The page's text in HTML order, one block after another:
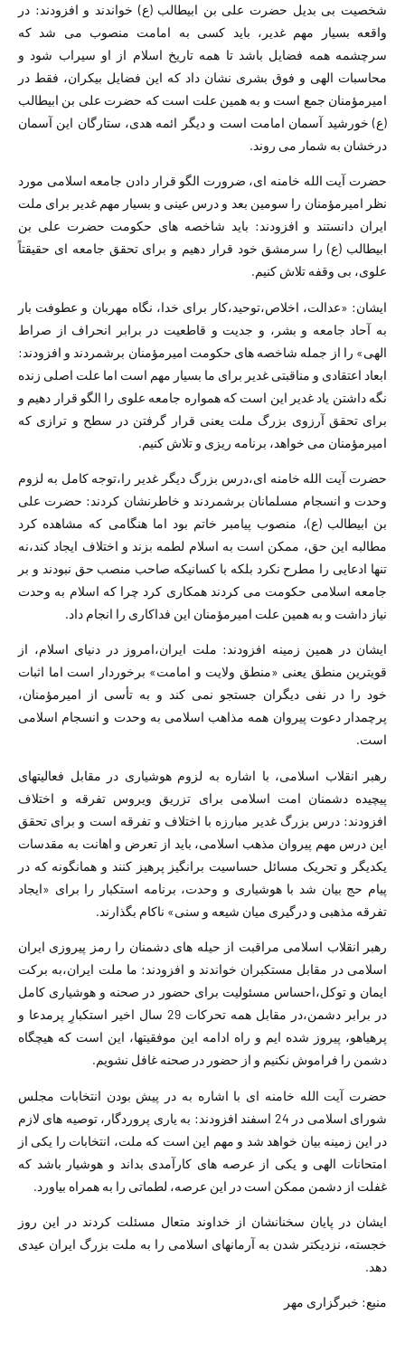
شخصیت بی بدیل حضرت علی بن ابیطالب (ع) خواندند و افزودند: در
واقعه بسیار مهم غدیر، باید کسی به امامت منصوب می شد که
سرچشمه همه فضایل باشد تا همه تاریخ اسلام از او سیراب شود و
محاسبات الهی و فوق بشری نشان داد که این فضایل بیکران، فقط در
امیرمؤمنان جمع است و به همین علت است که حضرت علی بن ابیطالب
(ع) خورشید آسمان امامت است و دیگر ائمه هدی، ستارگان این آسمان
درخشان به شمار می روند.
حضرت آیت الله خامنه ای، ضرورت الگو قرار دادن جامعه اسلامی مورد
نظر امیرمؤمنان را سومین بعد و درس عینی و بسیار مهم غدیر برای ملت
ایران دانستند و افزودند: باید شاخصه های حکومت حضرت علی بن
ابیطالب (ع) را سرمشق خود قرار دهیم و برای تحقق جامعه ای حقیقتاً
علوی، بی وقفه تلاش کنیم.
ایشان: «عدالت، اخلاص،‌توحید،‌کار برای خدا، نگاه مهربان و عطوفت بار
به آحاد جامعه و بشر، و جدیت و قاطعیت در برابر انحراف از صراط
الهی» را از جمله شاخصه های حکومت امیرمؤمنان برشمردند و افزودند:
ابعاد اعتقادی و مناقبتی غدیر برای ما بسیار مهم است اما علت اصلی زنده
نگه داشتن یاد غدیر این است که همواره جامعه علوی را الگو قرار دهیم و
برای تحقق آرزوی بزرگ ملت یعنی قرار گرفتن در سطح و ترازی که
امیرمؤمنان می خواهد،‌ برنامه ریزی و تلاش کنیم.
حضرت آیت الله خامنه ای،‌درس بزرگ دیگر غدیر را،‌توجه کامل به لزوم
وحدت و انسجام مسلمانان برشمردند و خاطرنشان کردند: حضرت علی
بن ابیطالب (ع)، ‌منصوب پیامبر خاتم بود اما هنگامی که مشاهده کرد
مطالبه این حق، ممکن است به اسلام لطمه بزند و اختلاف ایجاد کند،‌نه
تنها ادعایی را مطرح نکرد بلکه با کسانیکه صاحب منصب حق نبودند و بر
جامعه اسلامی حکومت می کردند همکاری کرد چرا که اسلام به وحدت
نیاز داشت و به همین علت امیرمؤمنان این فداکاری را انجام داد.
ایشان در همین زمینه افزودند: ملت ایران،‌امروز در دنیای اسلام، از
قویترین منطق یعنی «منطق ولایت و امامت» برخوردار است اما اثبات
خود را در نفی دیگران جستجو نمی کند و به تأسی از امیرمؤمنان،
پرچمدار دعوت ‌پیروان همه مذاهب اسلامی به وحدت و انسجام اسلامی
است.
رهبر انقلاب اسلامی، با اشاره به لزوم هوشیاری در مقابل فعالیتهای
پیچیده دشمنان امت اسلامی برای تزریق ویروس تفرقه و اختلاف
افزودند: درس بزرگ غدیر مبارزه با اختلاف و تفرقه است و برای تحقق
این درس مهم پیروان مذهب اسلامی، باید از تعرض و اهانت به مقدسات
یکدیگر و تحریک مسائل حساسیت برانگیز پرهیز کنند و همانگونه که در
پیام حج بیان شد با هوشیاری و وحدت، برنامه استکبار را برای «ایجاد
تفرقه مذهبی و درگیری میان شیعه و سنی» ناکام بگذارند.
رهبر انقلاب اسلامی مراقبت از حیله های دشمنان را رمز پیروزی ایران
اسلامی در مقابل مستکبران خواندند و افزودند: ما ملت ایران،‌به برکت
ایمان و توکل،‌احساس مسئولیت برای حضور در صحنه و هوشیاری کامل
در برابر دشمن،‌در مقابل همه تحرکات 29 سال اخیر استکبارِ پرمدعا و
پرهیاهو، پیروز شده ایم و راه ادامه این موفقیتها، این است که هیچگاه
دشمن را فراموش نکنیم و از حضور در صحنه غافل نشویم.
حضرت آیت الله خامنه ای با اشاره به در پیش بودن انتخابات مجلس
شورای اسلامی در 24 اسفند افزودند: به یاری پروردگار، توصیه های لازم
در این زمینه بیان خواهد شد و مهم این است که ملت، انتخابات را یکی از
امتحانات الهی و یکی از عرصه های کارآمدی بداند و هوشیار باشد که
غفلت از دشمن ممکن است در این عرصه، لطماتی را به همراه بیاورد.
ایشان در پایان سخنانشان از خداوند متعال مسئلت کردند در این روز
خجسته، نزدیکتر شدن به آرمانهای اسلامی را به ملت بزرگ ایران عیدی
دهد.
منبع: خبرگزاری مهر